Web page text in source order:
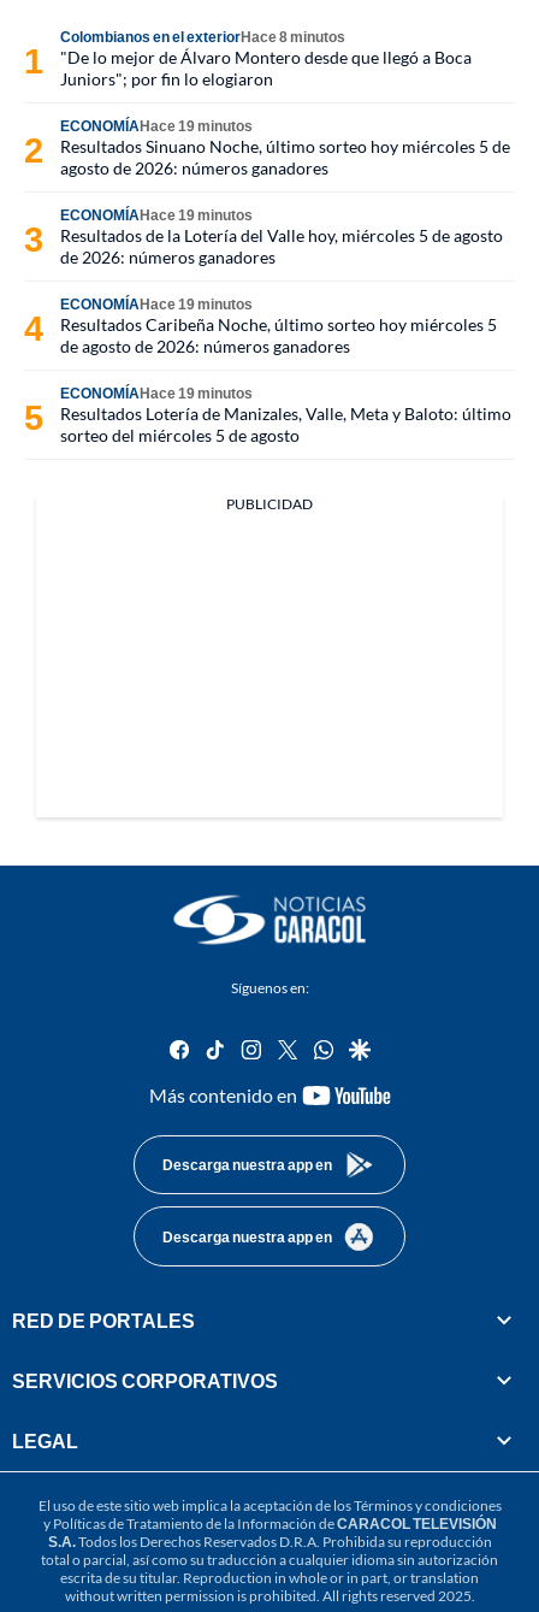
Colombianos en el exteriorHace 8 minutos
"De lo mejor de Álvaro Montero desde que llegó a Boca
Juniors"; por fin lo elogiaron
ECONOMÍAHace 19 minutos
Resultados Sinuano Noche, último sorteo hoy miércoles 5 de
agosto de 2026: números ganadores
ECONOMÍAHace 19 minutos
Resultados de la Lotería del Valle hoy, miércoles 5 de agosto
de 2026: números ganadores
ECONOMÍAHace 19 minutos
Resultados Caribeña Noche, último sorteo hoy miércoles 5
de agosto de 2026: números ganadores
ECONOMÍAHace 19 minutos
Resultados Lotería de Manizales, Valle, Meta y Baloto: último
sorteo del miércoles 5 de agosto
PUBLICIDAD
Síguenos en:
facebook
tiktok instagram
twitterwhatsapp
google
Más contenido en
youtube-
Descarga nuestra app en
Descarga nuestra app en
RED DE PORTALES
SERVICIOS CORPORATIVOS
LEGAL
El uso de este sitio web implica la aceptación de losTérminos y condiciones
y Políticas de Tratamiento de la Información deCARACOL TELEVISIÓN
S.A.Todos los Derechos Reservados D.R.A. Prohibida su reproducción
total o parcial, así como su traducción a cualquier idioma sin autorización
escrita de su titular. Reproduction in whole or in part, or translation
without written permission is prohibited. All rights reserved 2025.